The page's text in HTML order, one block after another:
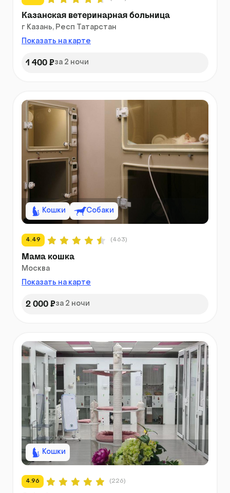
Казанская ветеринарная больница
г Казань, Респ Татарстан
Показать на карте
1 400 ₽за 2 ночи
Кошки Собаки
4.49 (463)
Мама кошка
Москва
Показать на карте
2 000 ₽за 2 ночи
Кошки
4.96 (226)